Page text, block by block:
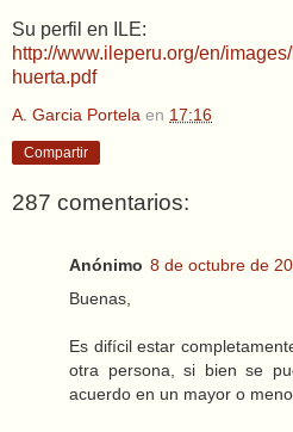
Su perfil en ILE:
http://www.ileperu.org/en/
huerta.pdf
A. Garcia Portela en 17:16
Compartir
287 comentarios:
Anónimo 8 de octubre de
Buenas,
Es difícil estar
otra persona, si bien se
acuerdo en un mayor o